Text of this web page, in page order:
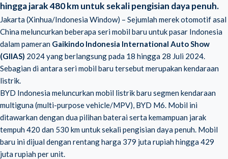
hingga jarak 480 km untuk sekali pengisian daya penuh.
Jakarta (Xinhua/Indonesia Window) – Sejumlah merek otomotif asal
China meluncurkan beberapa seri mobil baru untuk pasar Indonesia
dalam pameran Gaikindo Indonesia International Auto Show
(GIIAS) 2024 yang berlangsung pada 18 hingga 28 Juli 2024.
Sebagian di antara seri mobil baru tersebut merupakan kendaraan
listrik.
BYD Indonesia meluncurkan mobil listrik baru segmen kendaraan
multiguna (multi-purpose vehicle/MPV), BYD M6. Mobil ini
ditawarkan dengan dua pilihan baterai serta kemampuan jarak
tempuh 420 dan 530 km untuk sekali pengisian daya penuh. Mobil
baru ini dijual dengan rentang harga 379 juta rupiah hingga 429
juta rupiah per unit.